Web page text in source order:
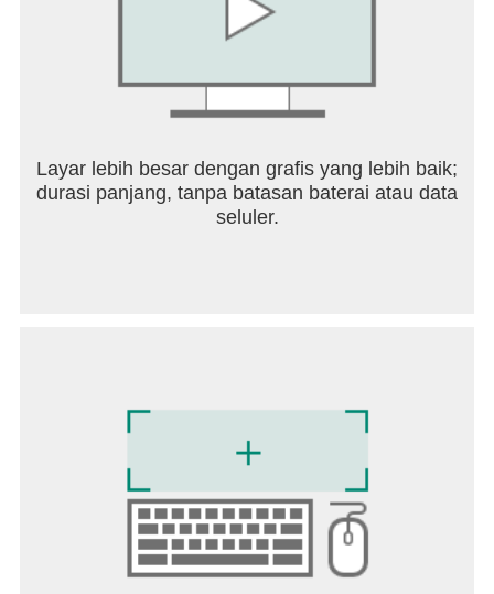
Layar lebih besar dengan grafis yang lebih baik;
durasi panjang, tanpa batasan baterai atau data
seluler.